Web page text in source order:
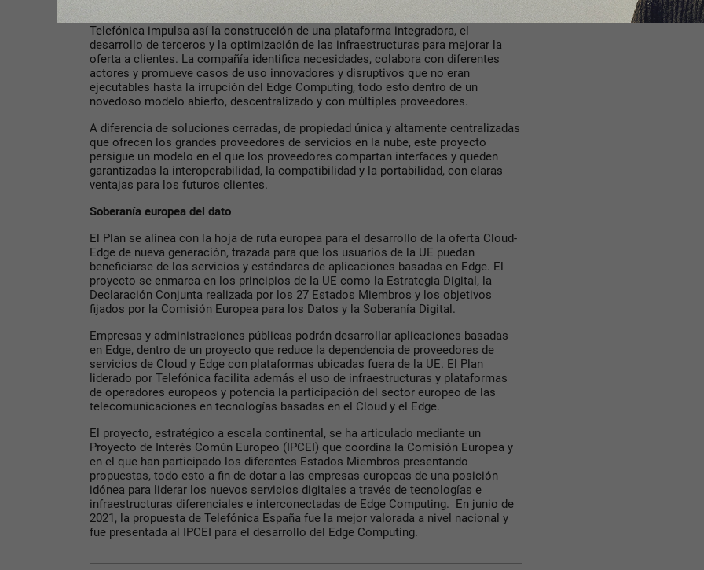
Telefónica impulsa así la construcción de una plataforma integradora, el
desarrollo de terceros y la optimización de las infraestructuras para mejorar la
oferta a clientes. La compañía identifica necesidades, colabora con diferentes
actores y promueve casos de uso innovadores y disruptivos que no eran
ejecutables hasta la irrupción del Edge Computing, todo esto dentro de un
novedoso modelo abierto, descentralizado y con múltiples proveedores.
A diferencia de soluciones cerradas, de propiedad única y altamente centralizadas
que ofrecen los grandes proveedores de servicios en la nube, este proyecto
persigue un modelo en el que los proveedores compartan interfaces y queden
garantizadas la interoperabilidad, la compatibilidad y la portabilidad, con claras
ventajas para los futuros clientes.
Soberanía europea del dato
El Plan se alinea con la hoja de ruta europea para el desarrollo de la oferta Cloud-
Edge de nueva generación, trazada para que los usuarios de la UE puedan
beneficiarse de los servicios y estándares de aplicaciones basadas en Edge. El
proyecto se enmarca en los principios de la UE como la Estrategia Digital, la
Declaración Conjunta realizada por los 27 Estados Miembros y los objetivos
fijados por la Comisión Europea para los Datos y la Soberanía Digital.
Empresas y administraciones públicas podrán desarrollar aplicaciones basadas
en Edge, dentro de un proyecto que reduce la dependencia de proveedores de
servicios de Cloud y Edge con plataformas ubicadas fuera de la UE. El Plan
liderado por Telefónica facilita además el uso de infraestructuras y plataformas
de operadores europeos y potencia la participación del sector europeo de las
telecomunicaciones en tecnologías basadas en el Cloud y el Edge.
El proyecto, estratégico a escala continental, se ha articulado mediante un
Proyecto de Interés Común Europeo (IPCEI) que coordina la Comisión Europea y
en el que han participado los diferentes Estados Miembros presentando
propuestas, todo esto a fin de dotar a las empresas europeas de una posición
idónea para liderar los nuevos servicios digitales a través de tecnologías e
infraestructuras diferenciales e interconectadas de Edge Computing. En junio de
2021, la propuesta de Telefónica España fue la mejor valorada a nivel nacional y
fue presentada al IPCEI para el desarrollo del Edge Computing.